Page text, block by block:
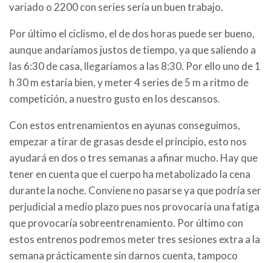
variado o 2200 con series sería un buen trabajo.
Por último el ciclismo, el de dos horas puede ser bueno,
aunque andaríamos justos de tiempo, ya que saliendo a
las 6:30 de casa, llegaríamos a las 8:30. Por ello uno de 1
h 30 m estaría bien, y meter 4 series de 5 m a ritmo de
competición, a nuestro gusto en los descansos.
Con estos entrenamientos en ayunas conseguimos,
empezar a tirar de grasas desde el principio, esto nos
ayudará en dos o tres semanas a afinar mucho. Hay que
tener en cuenta que el cuerpo ha metabolizado la cena
durante la noche. Conviene no pasarse ya que podría ser
perjudicial a medio plazo pues nos provocaría una fatiga
que provocaría sobreentrenamiento. Por último con
estos entrenos podremos meter tres sesiones extra a la
semana prácticamente sin darnos cuenta, tampoco